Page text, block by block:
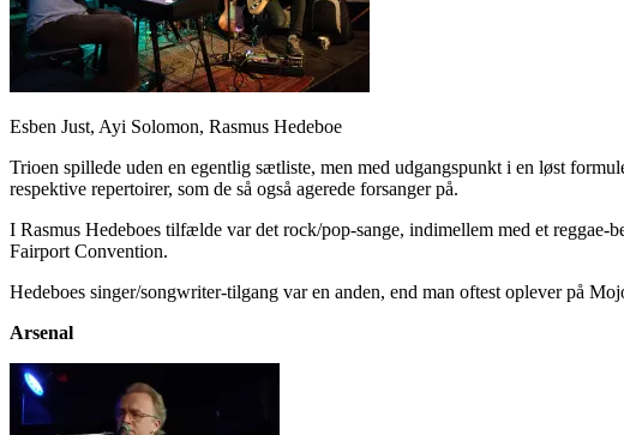
Esben Just, Ayi Solomon, Rasmus Hedeboe
Trioen spillede uden en egentlig sætliste, men med udgangspunkt i en løst
respektive repertoirer, som de så også agerede forsanger på.
I Rasmus Hedeboes tilfælde var det rock/pop-sange, indimellem med et reggae-
Fairport Convention.
Hedeboes singer/songwriter-tilgang var en anden, end man oftest oplever på
Arsenal